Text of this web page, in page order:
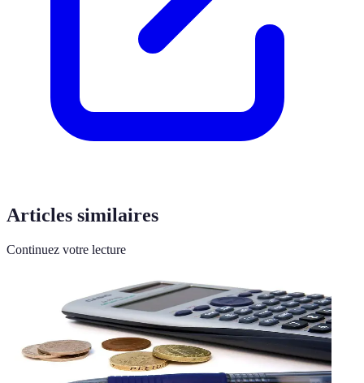
Articles similaires
Continuez votre lecture